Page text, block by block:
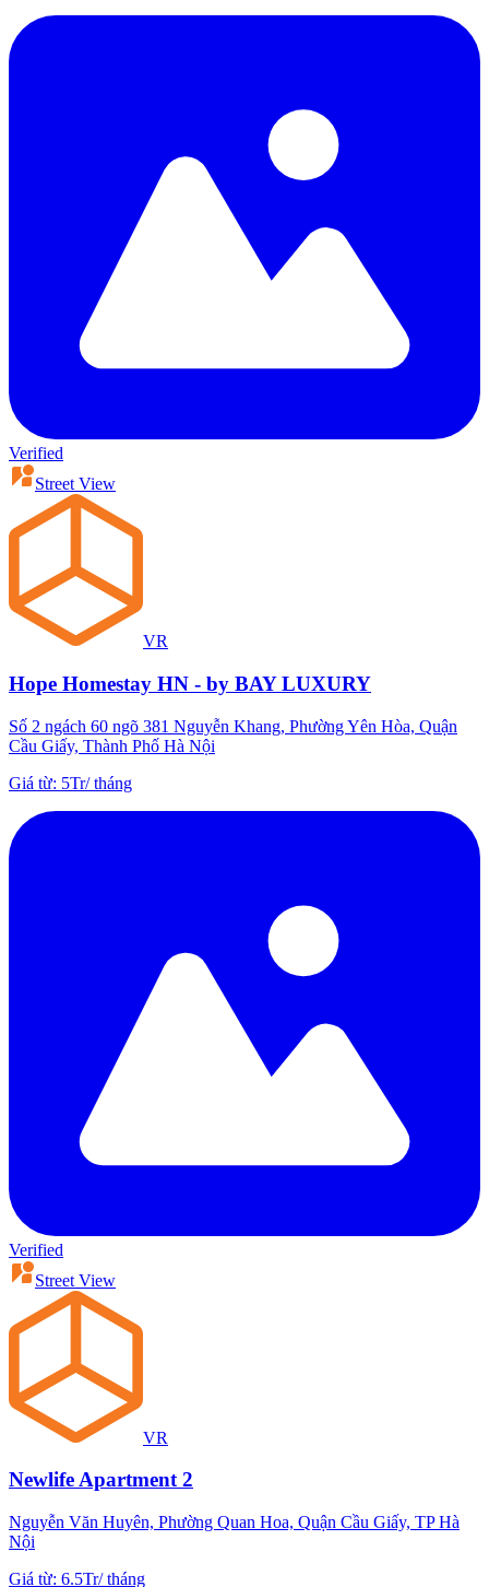
Verified
Street View
VR
Hope Homestay HN - by BAY LUXURY
Số 2 ngách 60 ngõ 381 Nguyễn Khang, Phường Yên Hòa, Quận
Cầu Giấy, Thành Phố Hà Nội
Giá từ: 5Tr/tháng
Verified
Street View
VR
Newlife Apartment 2
Nguyễn Văn Huyên, Phường Quan Hoa, Quận Cầu Giấy, TP Hà
Nội
Giá từ: 6.5Tr/tháng